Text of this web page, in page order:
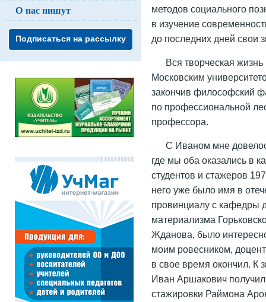
методов социального
в изучение
до последних дней свои
Вся творческая
Московским
закончив философский
по профессиональной
профессора.
С Иваном мне
где мы оба оказались в
студентов и стажеров
него уже было имя в
провинциалу с кафедры
материализма
Жданова, было
моим ровесником,
в свое время окончил. К
Иван Аршакович получил
стажировки Раймона
О нас пишут
Подписаться на рассылку